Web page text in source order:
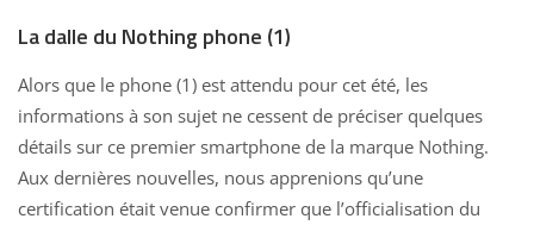
La dalle du Nothing phone (1)
Alors que le phone (1) est attendu pour cet été, les
informations à son sujet ne cessent de préciser quelques
détails sur ce premier smartphone de la marque Nothing.
Aux dernières nouvelles, nous apprenions qu’une
certification était venue confirmer que l’officialisation du